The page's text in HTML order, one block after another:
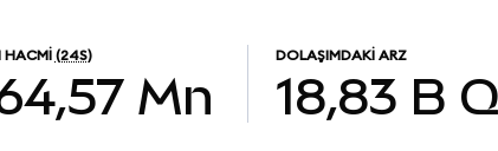
HACMI (24S)
Mn
DOLAŞIMDAKI ARZ
18,83 B